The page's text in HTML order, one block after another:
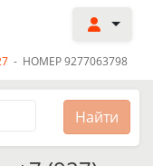
- НОМЕР 9277063798